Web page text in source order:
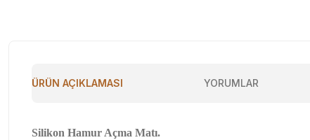
ÜRÜN AÇIKLAMASI YORUMLAR
Silikon Hamur Açma Matı.